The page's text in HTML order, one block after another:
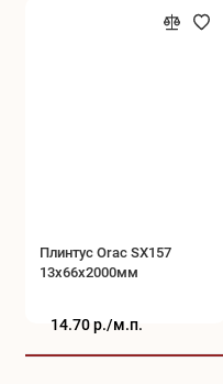
Плинтус Orac SX157
13x66x2000мм
14.70 р./м.п.